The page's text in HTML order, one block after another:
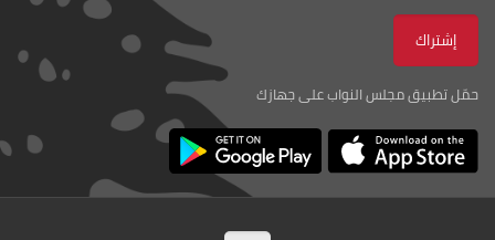
حمّل تطبيق مجلس النواب على جهازك